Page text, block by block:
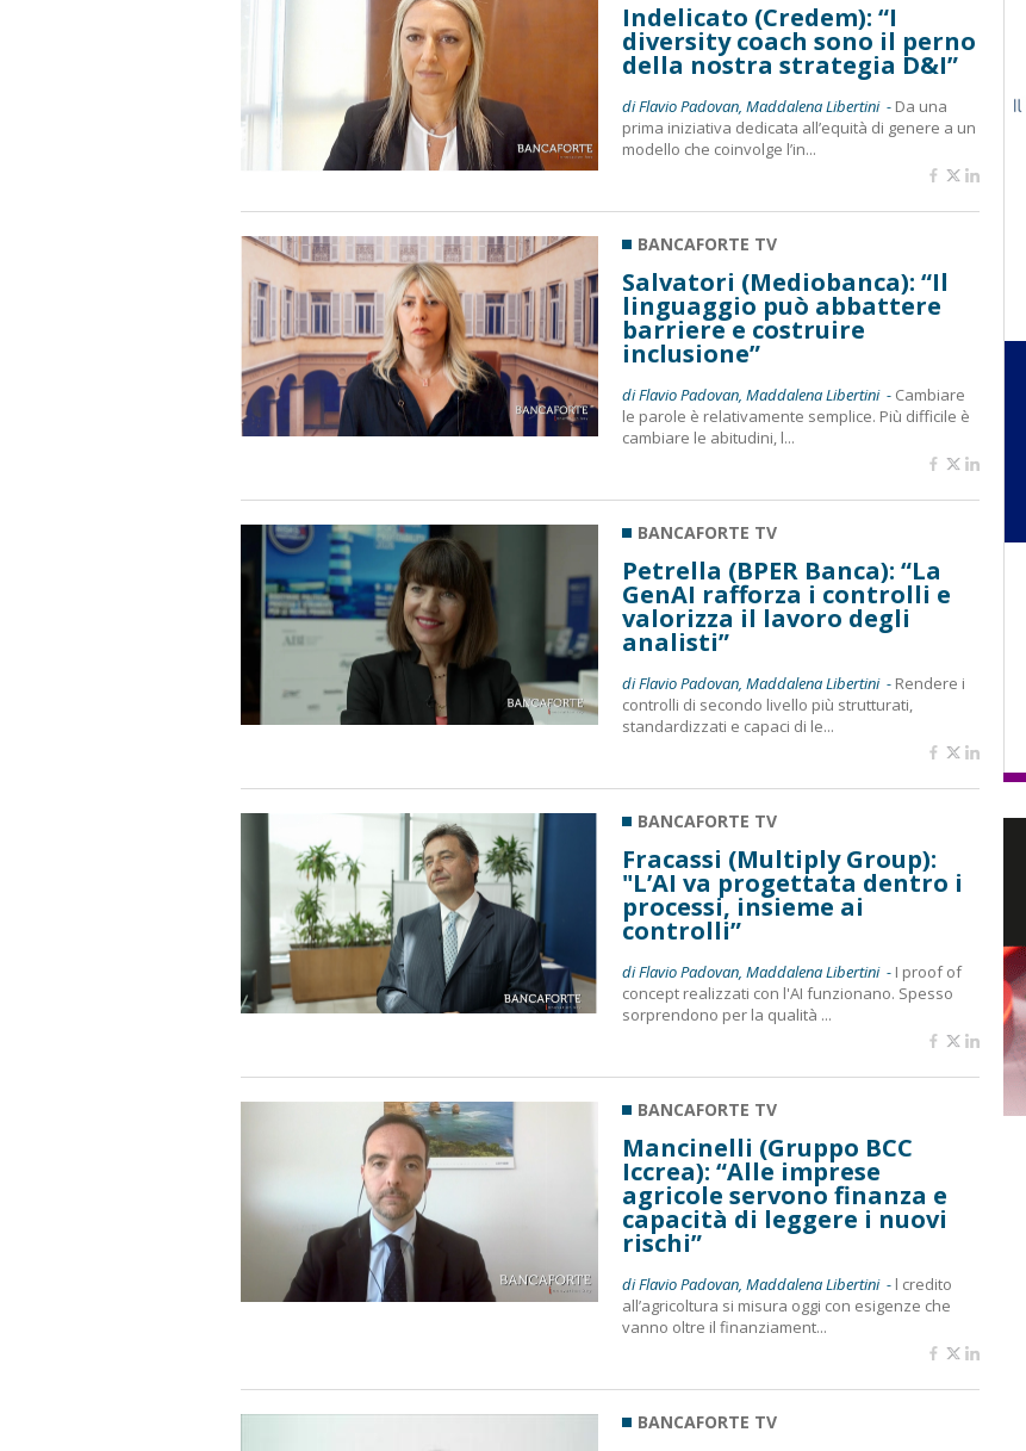
Indelicato (Credem): “I
diversity coach sono il perno
della nostra strategia D&I”
di Flavio Padovan, Maddalena Libertini - Da una
prima iniziativa dedicata all’equità di genere a un
modello che coinvolge l’in...
BANCAFORTE TV
Salvatori (Mediobanca): “Il
linguaggio può abbattere
barriere e costruire
inclusione”
di Flavio Padovan, Maddalena Libertini - Cambiare
le parole è relativamente semplice. Più difficile è
cambiare le abitudini, l...
BANCAFORTE TV
Petrella (BPER Banca): “La
GenAI rafforza i controlli e
valorizza il lavoro degli
analisti”
di Flavio Padovan, Maddalena Libertini - Rendere i
controlli di secondo livello più strutturati,
standardizzati e capaci di le...
BANCAFORTE TV
Fracassi (Multiply Group):
"L’AI va progettata dentro i
processi, insieme ai
controlli”
di Flavio Padovan, Maddalena Libertini - I proof of
concept realizzati con l'AI funzionano. Spesso
sorprendono per la qualità ...
BANCAFORTE TV
Mancinelli (Gruppo BCC
Iccrea): “Alle imprese
agricole servono finanza e
capacità di leggere i nuovi
rischi”
di Flavio Padovan, Maddalena Libertini - l credito
all’agricoltura si misura oggi con esigenze che
vanno oltre il finanziament...
BANCAFORTE TV